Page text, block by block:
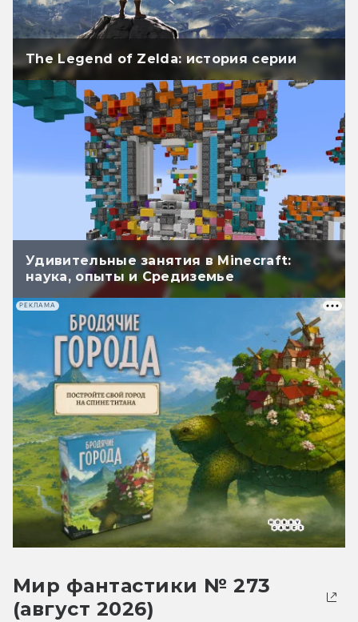
The Legend of Zelda: история серии
Удивительные занятия в Minecraft:
наука, опыты и Средиземье
РЕКЛАМА
Мир фантастики № 273
(август 2026)